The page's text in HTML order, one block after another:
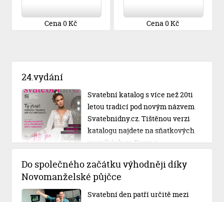
Cena 0 Kč Cena 0 Kč
24.vydání
Svatební katalog s více než 20ti
letou tradicí pod novým názvem
Svatebnidny.cz. Tištěnou verzi
katalogu najdete na sňatkových
matrikách po Praze a
Do společného začátku výhodněji díky
Novomanželské půjčce
Svatební den patří určitě mezi